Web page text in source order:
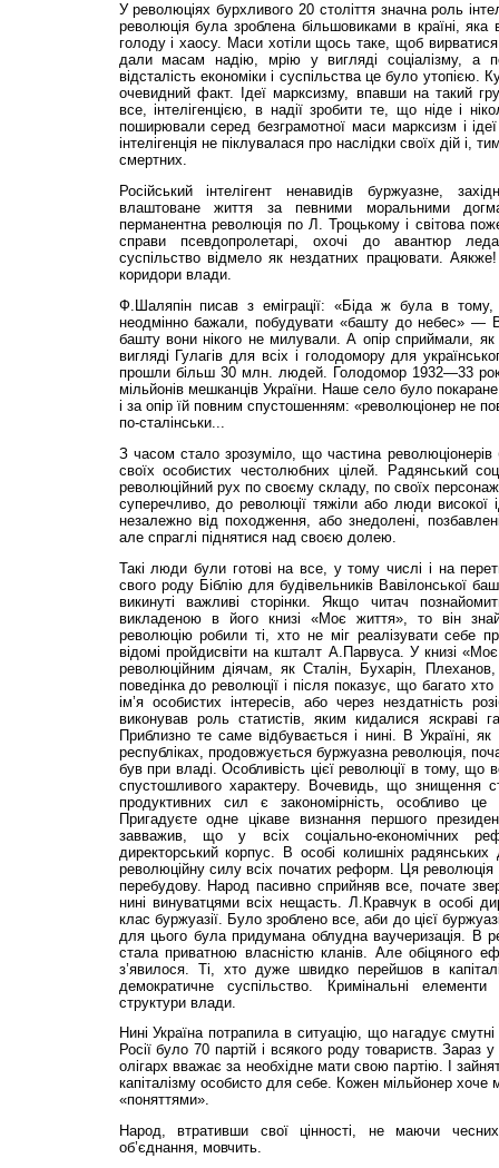
У революціях бурхливого 20 століття значна роль
революція була зроблена більшовиками в країні, яка
голоду і хаосу. Маси хотіли щось таке, щоб
дали масам надію, мрію у вигляді соціалізму, а
відсталість економіки і суспільства це було утопією.
очевидний факт. Ідеї марксизму, впавши на такий
все, інтелігенцією, в надії зробити те, що ніде і
поширювали серед безграмотної маси марксизм і
інтелігенція не піклувалася про наслідки своїх дій і,
смертних.
Російський інтелігент ненавидів буржуазне,
влаштоване життя за певними моральними
перманентна революція по Л. Троцькому і світова
справи псевдопролетарі, охочі до авантюр
суспільство відмело як нездатних працювати.
коридори влади.
Ф.Шаляпін писав з еміграції: «Біда ж була в тому,
неодмінно бажали, побудувати «башту до небес» —
башту вони нікого не милували. А опір сприймали,
вигляді Гулагів для всіх і голодомору для
прошли більш 30 млн. людей. Голодомор 1932—33
мільйонів мешканців України. Наше село було покаране
і за опір їй повним спустошенням: «революціонер не
по-сталінськи...
З часом стало зрозуміло, що частина революціонерів
своїх особистих честолюбних цілей. Радянський
революційний рух по своєму складу, по своїх
суперечливо, до революції тяжіли або люди високої
незалежно від походження, або знедолені,
але спраглі піднятися над своєю долею.
Такі люди були готові на все, у тому числі і на
свого роду Бі­блію для будівельників Вавілонської
викинуті важливі сторінки. Якщо читач
викладеною в його книзі «Моє життя», то він
революцію робили ті, хто не міг реалізувати себе
відомі пройдисвіти на кшталт А.Парвуса. У книзі
революційним діячам, як Сталін, Бухарін,
поведінка до революції і після показує, що багато
ім’я особистих інтересів, або через нездатність
виконував роль статистів, яким кидалися яскраві
Приблизно те саме відбувається і нині. В Україні,
республіках, продовжується буржуазна революція,
був при владі. Особливість цієї революції в тому, що
спустошливого характеру. Вочевидь, що знищення
продуктивних сил є закономірність, особливо це
Пригадуєте одне цікаве визнання першого
завважив, що у всіх соціально-економічних
директорський корпус. В особі колишніх радянських
революційну силу всіх початих реформ. Ця революція
перебудову. Народ пасивно сприйняв все, почате
нині винуватцями всіх нещасть. Л.Кравчук в особі
клас буржуазії. Було зроблено все, аби до цієї
для цього була придумана облудна ваучеризація. В
стала приватною власністю кланів. Але обіцяного
з’явилося. Ті, хто дуже швидко перейшов в
демократичне суспільство. Кримінальні
структури влади.
Нині Україна потрапила в ситуацію, що нагадує
Росії було 70 партій і всякого роду товариств. Зараз
олігарх вважає за необхідне мати свою партію. І
капіталізму особисто для себе. Кожен мільйонер хоче
«поняттями».
Народ, втративши свої цінності, не маючи
об’єднання, мовчить.